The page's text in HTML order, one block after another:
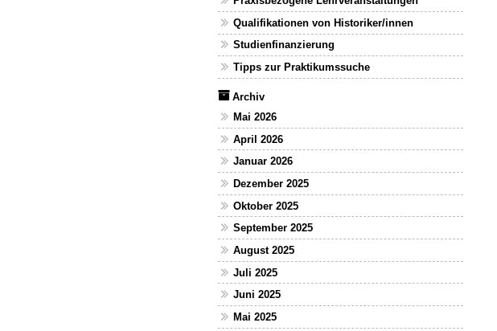
Qualifikationen von Historiker/innen
Studienfinanzierung
Tipps zur Praktikumssuche
Archiv
Mai 2026
April 2026
Januar 2026
Dezember 2025
Oktober 2025
September 2025
August 2025
Juli 2025
Juni 2025
Mai 2025